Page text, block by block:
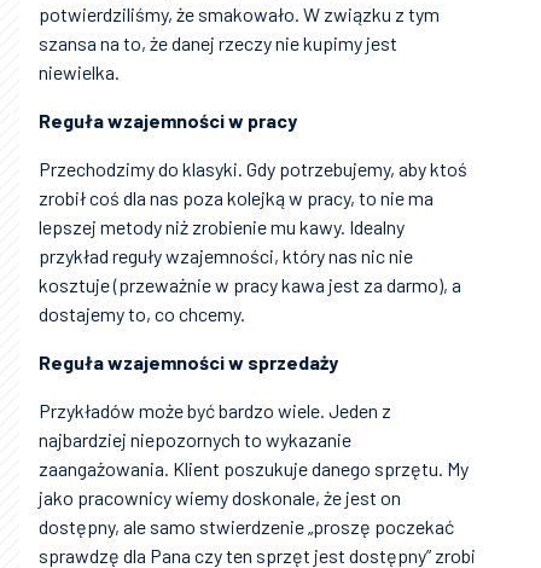
potwierdziliśmy, że smakowało. W związku z tym
szansa na to, że danej rzeczy nie kupimy jest
niewielka.
Reguła wzajemności w pracy
Przechodzimy do klasyki. Gdy potrzebujemy, aby ktoś
zrobił coś dla nas poza kolejką w pracy, to nie ma
lepszej metody niż zrobienie mu kawy. Idealny
przykład reguły wzajemności, który nas nic nie
kosztuje (przeważnie w pracy kawa jest za darmo), a
dostajemy to, co chcemy.
Reguła wzajemności w sprzedaży
Przykładów może być bardzo wiele. Jeden z
najbardziej niepozornych to wykazanie
zaangażowania. Klient poszukuje danego sprzętu. My
jako pracownicy wiemy doskonale, że jest on
dostępny, ale samo stwierdzenie „proszę poczekać
sprawdzę dla Pana czy ten sprzęt jest dostępny” zrobi